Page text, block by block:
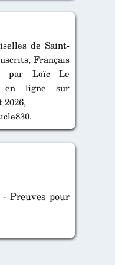
de Saint-
Français
par Loïc Le
en ligne sur
2026,
Preuves pour